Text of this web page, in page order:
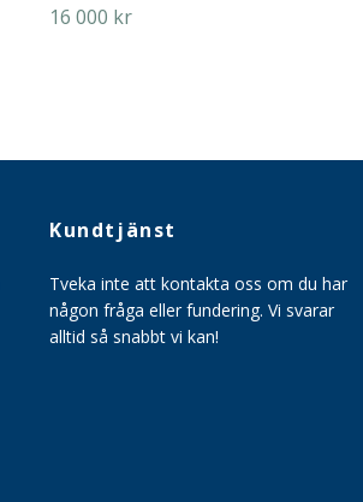
16 000 kr
Kundtjänst
Tveka inte att kontakta oss om du har
någon fråga eller fundering. Vi svarar
alltid så snabbt vi kan!